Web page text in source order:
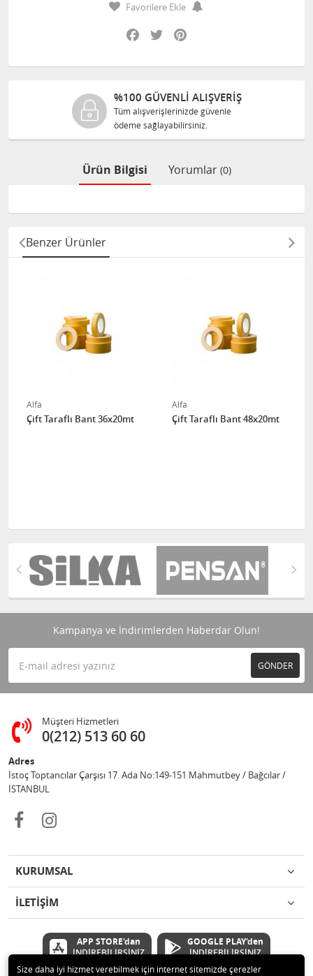
Favorilere Ekle
Facebook
Twitter
%100 GÜVENLİ ALIŞVERİŞ
Tüm alışverişlerinizde güvenle
ödeme sağlayabilirsiniz.
Ürün Bilgisi Yorumlar (0)
Benzer Ürünler
Alfa
Çift Taraflı Bant 36x20mt
Alfa
Çift Taraflı Bant 48x20mt
Kampanya ve İndirimlerden Haberdar Olun!
GÖNDER
Müşteri Hizmetleri
0(212) 513 60 60
Adres
İstoç Toptancılar Çarşısı 17. Ada No:149-151 Mahmutbey / Bağcılar /
İSTANBUL
KURUMSAL
İLETİŞİM
APP STORE'dan
İNDİREBİLİRSİNİZ
GOOGLE PLAY'den
İNDİREBİLİRSİNİZ
Size daha iyi hizmet verebilmek için internet sitemizde çerezler